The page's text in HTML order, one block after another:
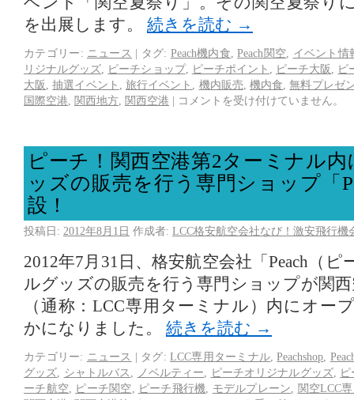
を出展します。 続きを読む →
カテゴリー: ニュース | タグ: Peach機内食 ,Peach関空
イベント情
リジナルグッズ
ピーチショップ, ピーチポイント ピーチ大阪
ピ
大阪
,抽選イベント 旅行イベント 機内販売 ,機内食 ,無料プレゼ
国際空港
関西地方 関西空港 | コメントを受け付けていません。
ピーチ！関西空港第2ターミナル
ッズの販売を行う専門ショップ「
設！
投稿日: 2012年8月1日 作成者: LCC格安航空会社なび！激安飛行機
2012年7月31日、格安航空会社「Peach（
ルグッズの販売を行う専門ショップが関
（通称：LCC専用ターミナル）内にオー
かになりました。 続きを読む →
カテゴリー: ニュース | タグ: LCC専用ターミナル ,Peachshop
グッズ
シャトルバス ノベルティー ピーチオリジナルグッズ
ーチ航空
ピーチ関空 ピーチ飛行機 モデルプレーン
関空LCC